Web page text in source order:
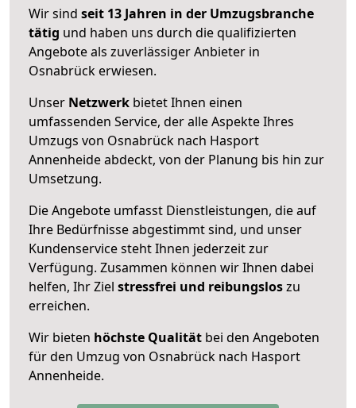
Wir sind seit 13 Jahren in der Umzugsbranche
tätig und haben uns durch die qualifizierten
Angebote als zuverlässiger Anbieter in
Osnabrück erwiesen.
Unser Netzwerk bietet Ihnen einen
umfassenden Service, der alle Aspekte Ihres
Umzugs von Osnabrück nach Hasport
Annenheide abdeckt, von der Planung bis hin zur
Umsetzung.
Die Angebote umfasst Dienstleistungen, die auf
Ihre Bedürfnisse abgestimmt sind, und unser
Kundenservice steht Ihnen jederzeit zur
Verfügung. Zusammen können wir Ihnen dabei
helfen, Ihr Ziel stressfrei und reibungsloszu
erreichen.
Wir bieten höchste Qualität bei den Angeboten
für den Umzug von Osnabrück nach Hasport
Annenheide.